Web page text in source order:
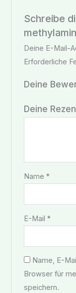
Schreibe
Deine E-Mail-
Erforderliche
Deine
Deine
Name *
E-Mail *
Name, E-
Browser für
speichern.